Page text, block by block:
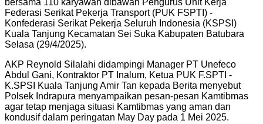
Federasi Serikat Pekerja Transport (PUK FSPTI) -
Konfederasi Serikat Pekerja Seluruh Indonesia (KSPSI)
Kuala Tanjung Kecamatan Sei Suka Kabupaten Batubara
Selasa (29/4/2025).
AKP Reynold Silalahi didampingi Manager PT Unefeco
Abdul Gani, Kontraktor PT Inalum, Ketua PUK F.SPTI -
K.SPSI Kuala Tanjung Amir Tan kepada Berita menyebut
Polsek Indrapura menyampaikan pesan-pesan Kamtibmas
agar tetap menjaga situasi Kamtibmas yang aman dan
kondusif dalam peringatan May Day pada 1 Mei 2025.